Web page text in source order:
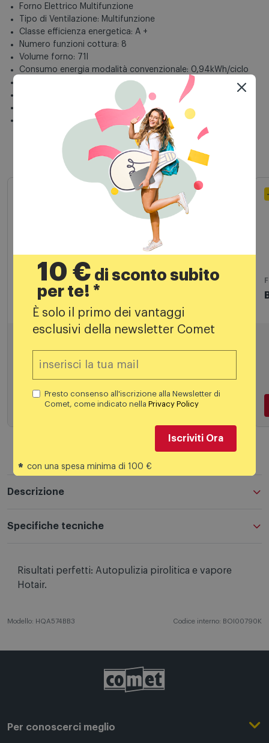
Forno Elettrico Multifunzione
Tipo di Ventilazione: Multifunzione
Classe efficienza energetica: A +
Numero funzioni cottura: 8
Volume forno: 71l
Consumo energia modalità convenzionale: 0,94kWh/ciclo
Ventola tangenziale di raffreddamento
Sistema di pulizia: Pirolitico
A x L x P: 59,5 x 59,4 x 54,8cm
Prodotti simili
Forni Elettrici
Bosch Forno elettrico Hqa334eb4 Nero
PREZZO CONSIGLIATO529,00 €
Aggiungi al carrello
Descrizione
Specifiche tecniche
Risultati perfetti: Autopulizia pirolitica e vapore
Hotair.
Modello: HQA574BB3 Codice interno: BOI00790K
Per conoscerci meglio
10 € di sconto subito
per te! *
È solo il primo dei vantaggi
esclusivi della newsletter Comet
Presto consenso all'iscrizione alla Newsletter di
Comet, come indicato nellaPrivacy Policy
Iscriviti Ora
* con una spesa minima di 100 €